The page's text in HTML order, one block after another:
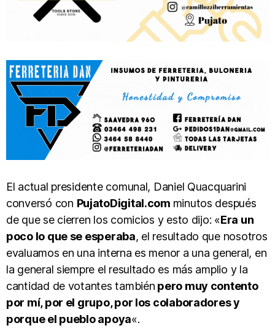
El actual presidente comunal, Daniel Quacquarini
conversó con PujatoDigital.com minutos después
de que se cierren los comicios y esto dijo: «Era un
poco lo que se esperaba, el resultado que nosotros
evaluamos en una interna es menor a una general, en
la general siempre el resultado es más amplio y la
cantidad de votantes también pero muy contento
por mí, por el grupo, por los colaboradores y
porque el pueblo apoya«.